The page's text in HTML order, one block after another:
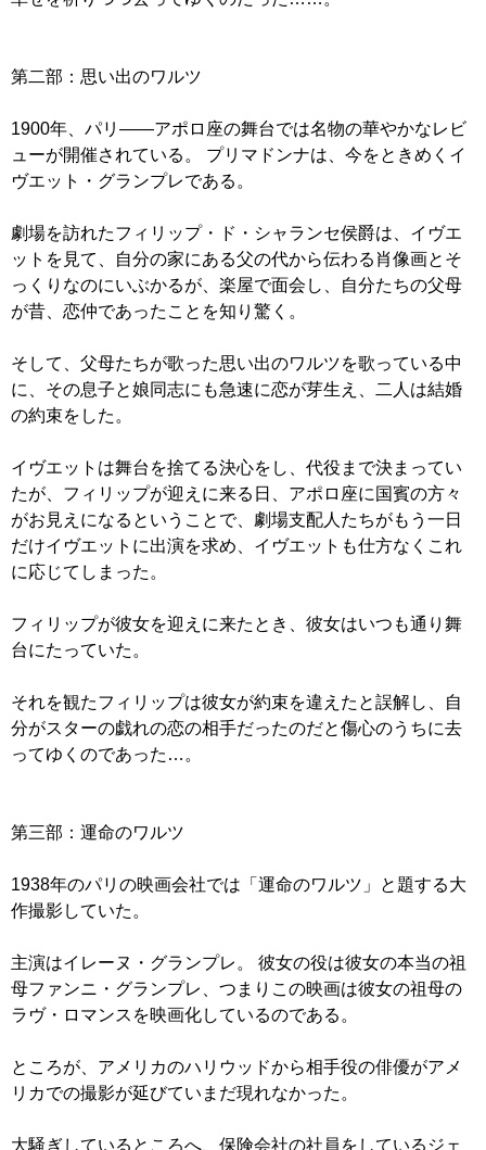
第二部：思い出のワルツ
1900年、パリ――アポロ座の舞台では名物の華やかなレビ
ューが開催されている。 プリマドンナは、今をときめくイ
ヴエット・グランプレである。
劇場を訪れたフィリップ・ド・シャランセ侯爵は、イヴエ
ットを見て、自分の家にある父の代から伝わる肖像画とそ
っくりなのにいぶかるが、楽屋で面会し、自分たちの父母
が昔、恋仲であったことを知り驚く。
そして、父母たちが歌った思い出のワルツを歌っている中
に、その息子と娘同志にも急速に恋が芽生え、二人は結婚
の約束をした。
イヴエットは舞台を捨てる決心をし、代役まで決まってい
たが、フィリップが迎えに来る日、アポロ座に国賓の方々
がお見えになるということで、劇場支配人たちがもう一日
だけイヴエットに出演を求め、イヴエットも仕方なくこれ
に応じてしまった。
フィリップが彼女を迎えに来たとき、彼女はいつも通り舞
台にたっていた。
それを観たフィリップは彼女が約束を違えたと誤解し、自
分がスターの戯れの恋の相手だったのだと傷心のうちに去
ってゆくのであった…。
第三部：運命のワルツ
1938年のパリの映画会社では「運命のワルツ」と題する大
作撮影していた。
主演はイレーヌ・グランプレ。 彼女の役は彼女の本当の祖
母ファンニ・グランプレ、つまりこの映画は彼女の祖母の
ラヴ・ロマンスを映画化しているのである。
ところが、アメリカのハリウッドから相手役の俳優がアメ
リカでの撮影が延びていまだ現れなかった。
大騒ぎしているところへ、保険会社の社員をしているジェ